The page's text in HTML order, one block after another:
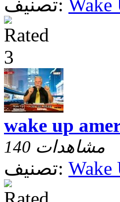
تصنيف: Wake
wake up
140 مشاهدات
تصنيف: Wake